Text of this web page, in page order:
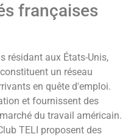
françaises
résidant aux États-Unis,
un réseau
en quête d'emploi.
et fournissent des
du travail américain.
TELI proposent des